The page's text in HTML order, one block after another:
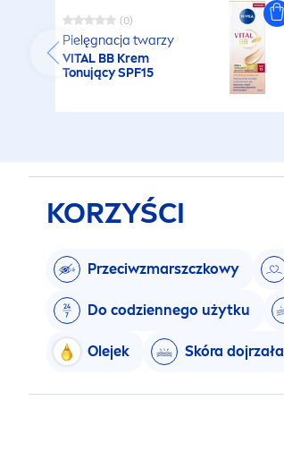
(0)
Pielęgnacja twarzy
VITAL BB Krem
Tonujący SPF15
KORZYŚCI
Przeciwzmarszczkowy
Do codziennego użytku
Olejek Skóra dojrzała